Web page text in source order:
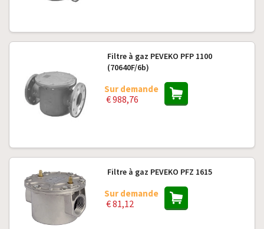
Filtre à gaz PEVEKO PFP 1100
(70640F/6b)
Sur demande
€ 988,76
Filtre à gaz PEVEKO PFZ 1615
Sur demande
€ 81,12